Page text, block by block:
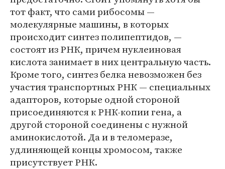
тот факт, что сами рибосомы —
молекулярные машины, в которых
происходит синтез полипептидов, —
состоят из РНК, причем нуклеиновая
кислота занимает в них центральную часть.
Кроме того, синтез белка невозможен без
участия транспортных РНК — специальных
адапторов, которые одной стороной
присоединяются к РНК-копии гена, а
другой стороной соединены с нужной
аминокислотой. Да и в теломеразе,
удлиняющей концы хромосом, также
присутствует РНК.